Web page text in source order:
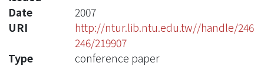
Date
2007
URI
http://ntur.lib.ntu.edu.tw//handle/246
246/219907
Type
conference paper